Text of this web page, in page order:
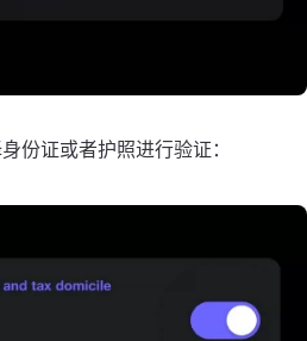
份证或者护照进行验证：